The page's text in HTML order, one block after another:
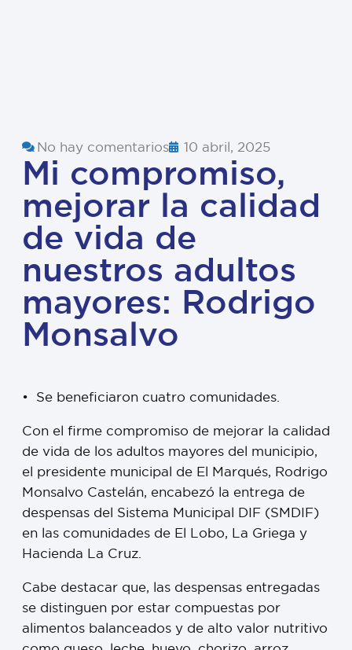
No hay comentarios 10 abril, 2025
Mi compromiso,
mejorar la calidad
de vida de
nuestros adultos
mayores: Rodrigo
Monsalvo
•⁠ ⁠Se beneficiaron cuatro comunidades.
Con el firme compromiso de mejorar la calidad
de vida de los adultos mayores del municipio,
el presidente municipal de El Marqués, Rodrigo
Monsalvo Castelán, encabezó la entrega de
despensas del Sistema Municipal DIF (SMDIF)
en las comunidades de El Lobo, La Griega y
Hacienda La Cruz.
Cabe destacar que, las despensas entregadas
se distinguen por estar compuestas por
alimentos balanceados y de alto valor nutritivo